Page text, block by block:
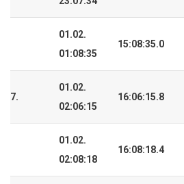
01.02.
01:08:35
15:08:35.0
7.
01.02.
02:06:15
16:06:15.8
01.02.
02:08:18
16:08:18.4